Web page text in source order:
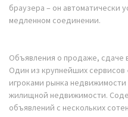
браузера – он автоматически
медленном соединении.
Объявления о продаже, сдаче
Один из крупнейших сервисов
игроками рынка
жилищной недвижимости.
объявлений с нескольких